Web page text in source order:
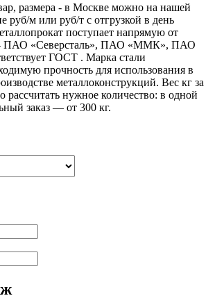
размера - в Москве можно на нашей
руб/м или руб/т с отгрузкой в день
поступает напрямую от
ПАО «Северсталь», ПАО «ММК», ПАО
ГОСТ . Марка стали
прочность для использования в
металлоконструкций. Вес кг за
рассчитать нужное количество: в одной
заказ — от 300 кг.